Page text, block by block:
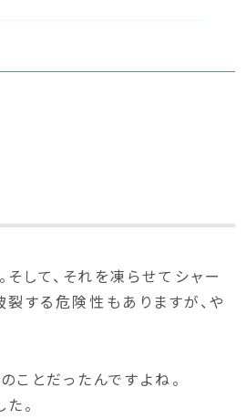
して、それを凍らせてシャー
する危険性もありますが、や
ことだったんですよね。
。